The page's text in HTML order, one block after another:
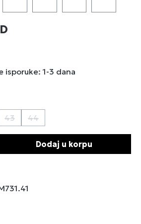
isporuke: 1-3 dana
opcija trenutno nije dostupna.)
43
(Ova opcija trenutno nije dostupna.)
44
(Ova opcija trenutno nije
Unesite željenu
Dodaj u korpu